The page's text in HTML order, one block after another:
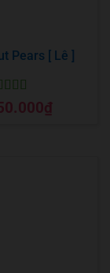
Pears [ Lê ]
xếp
55 sao
₫